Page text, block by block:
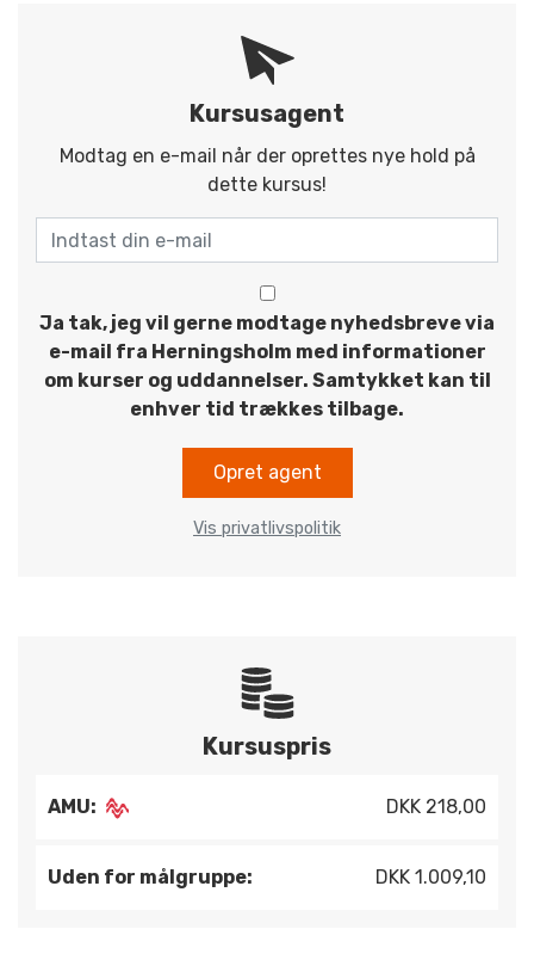
Kursusagent
Modtag en e-mail når der oprettes nye hold på
dette kursus!
Ja tak, jeg vil gerne modtage nyhedsbreve via
e-mail fra Herningsholm med informationer
om kurser og uddannelser. Samtykket kan til
enhver tid trækkes tilbage.
Opret agent
Vis privatlivspolitik
Kursuspris
AMU: DKK 218,00
Uden for målgruppe: DKK 1.009,10